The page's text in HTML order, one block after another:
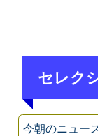
セレク
今朝のニュー